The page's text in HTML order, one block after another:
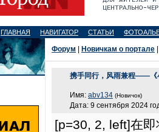
ГЛАВНАЯ НАВИГАТОР СТАТЬИ
Форум Новичкам о портале
携手同行，风雨兼程——《
Имя: abv134 (Новичок)
Дата: 9 сентября 2024
[p=30, 2, left]在